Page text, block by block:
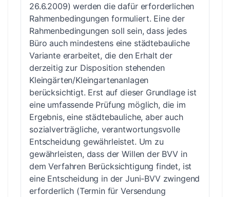
26.6.2009) werden die dafür erforderlichen
Rahmenbedingungen formuliert. Eine der
Rahmenbedingungen soll sein, dass jedes
Büro auch mindestens eine städtebauliche
Variante erarbeitet, die den Erhalt der
derzeitig zur Disposition stehenden
Kleingärten/Kleingartenanlagen
berücksichtigt. Erst auf dieser Grundlage ist
eine umfassende Prüfung möglich, die im
Ergebnis, eine städtebauliche, aber auch
sozialverträgliche, verantwortungsvolle
Entscheidung gewährleistet. Um zu
gewährleisten, dass der Willen der BVV in
dem Verfahren Berücksichtigung findet, ist
eine Entscheidung in der Juni-BVV zwingend
erforderlich (Termin für Versendung